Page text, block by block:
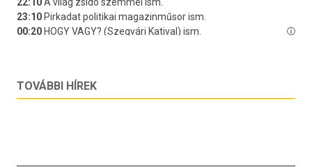
TOVÁBBI HÍREK